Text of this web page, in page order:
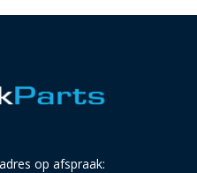
op afspraak: